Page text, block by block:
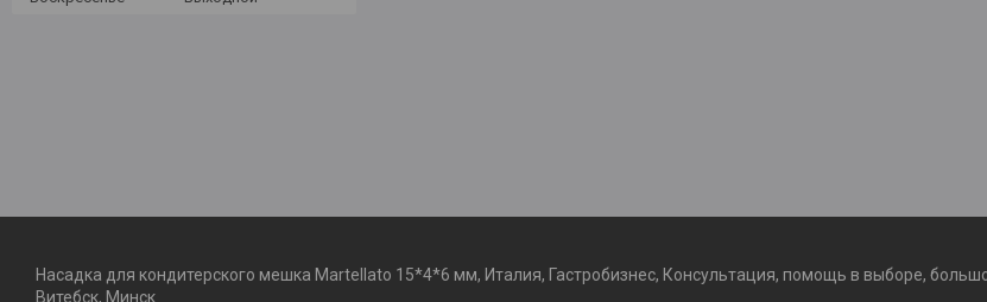
Насадка для кондитерского мешка Martellato 15*4*6 мм, Италия, Гастробизнес, Консультация, помощь в выборе,
Витебск, Минск